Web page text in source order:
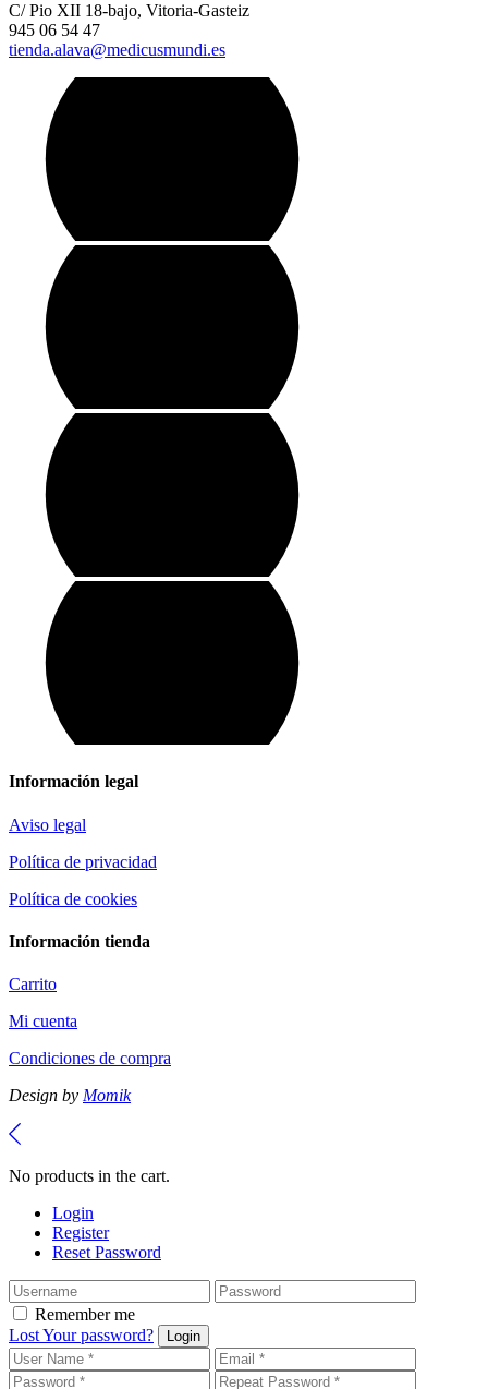
C/ Pio XII 18-bajo, Vitoria-Gasteiz
945 06 54 47
tienda.alava@medicusmundi.es
Información legal
Aviso legal
Política de privacidad
Política de cookies
Información tienda
Carrito
Mi cuenta
Condiciones de compra
Design by Momik
No products in the cart.
Login
Register
Reset Password
Remember me
Lost Your password?
Login